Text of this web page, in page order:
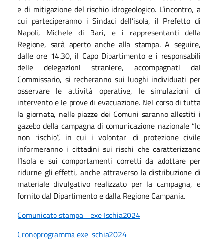
e di mitigazione del rischio idrogeologico. L’incontro, a
cui parteciperanno i Sindaci dell’isola, il Prefetto di
Napoli, Michele di Bari, e i rappresentanti della
Regione, sarà aperto anche alla stampa. A seguire,
dalle ore 14.30, il Capo Dipartimento e i responsabili
delle delegazioni straniere, accompagnati dal
Commissario, si recheranno sui luoghi individuati per
osservare le attività operative, le simulazioni di
intervento e le prove di evacuazione. Nel corso di tutta
la giornata, nelle piazze dei Comuni saranno allestiti i
gazebo della campagna di comunicazione nazionale “Io
non rischio”, in cui i volontari di protezione civile
informeranno i cittadini sui rischi che caratterizzano
l’Isola e sui comportamenti corretti da adottare per
ridurne gli effetti, anche attraverso la distribuzione di
materiale divulgativo realizzato per la campagna, e
fornito dal Dipartimento e dalla Regione Campania.
Comunicato stampa - exe Ischia2024
Cronoprogramma exe Ischia2024